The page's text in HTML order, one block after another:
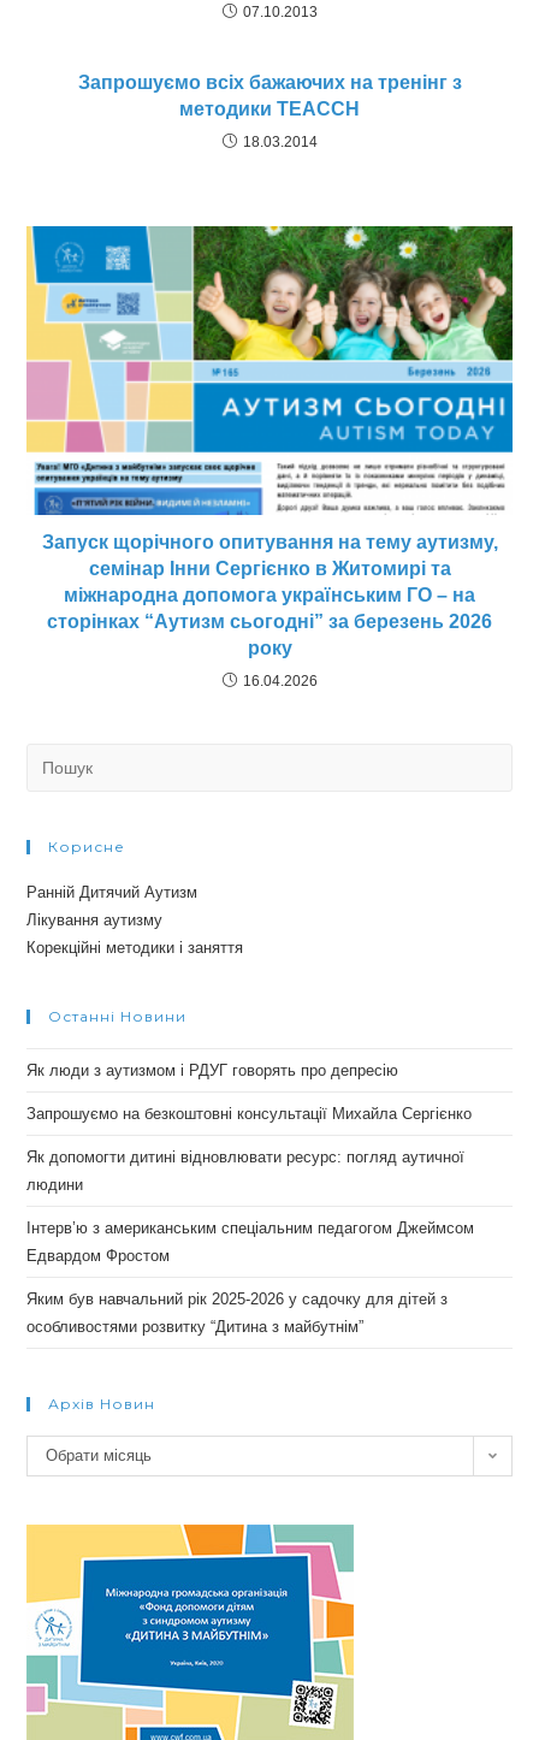
07.10.2013
Запрошуємо всіх бажаючих на тренінг з
методики TEACCH
18.03.2014
Запуск щорічного опитування на тему аутизму,
семінар Інни Сергієнко в Житомирі та
міжнародна допомога українським ГО – на
сторінках “Аутизм сьогодні” за березень 2026
року
16.04.2026
Корисне
Ранній Дитячий Аутизм
Лікування аутизму
Корекційні методики і заняття
Останні Новини
Як люди з аутизмом і РДУГ говорять про депресію
Запрошуємо на безкоштовні консультації Михайла Сергієнко
Як допомогти дитині відновлювати ресурс: погляд аутичної
людини
Інтерв’ю з американським спеціальним педагогом Джеймсом
Едвардом Фростом
Яким був навчальний рік 2025-2026 у садочку для дітей з
особливостями розвитку “Дитина з майбутнім”
Архів Новин
Архів
новин
Обрати місяць